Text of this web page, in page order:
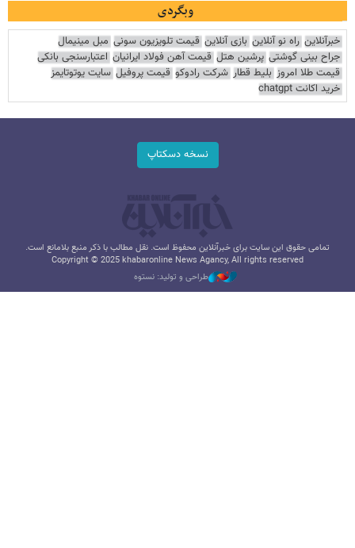
وبگردی
خبرآنلاین راه نو آنلاین بازی آنلاین قیمت تلویزیون سونی مبل مینیمال
جراح بینی گوشتی پرشین هتل قیمت آهن فولاد ایرانیان اعتبارسنجی بانکی
قیمت طلا امروز بلیط قطار شرکت رادوکو قیمت پروفیل سایت یوتوتایمز
خرید اکانت chatgpt
نسخه دسکتاپ
تمامی حقوق این سایت برای خبرآنلاین محفوظ است. نقل مطالب با ذکر منبع بلامانع است.
Copyright © 2025 khabaronline News Agancy, All rights reserved
طراحی و تولید: نستوه